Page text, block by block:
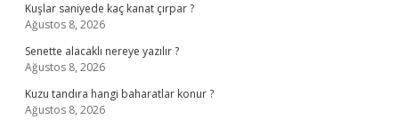
Kuşlar saniyede kaç kanat çırpar ?
Ağustos 8, 2026
Senette alacaklı nereye yazılır ?
Ağustos 8, 2026
Kuzu tandıra hangi baharatlar konur ?
Ağustos 8, 2026